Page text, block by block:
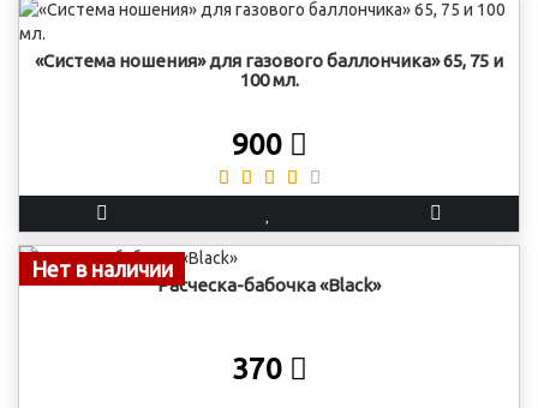
«Система ношения» для газового баллончика» 65, 75 и
100 мл.
900
Нет в наличии
Расческа-бабочка «Black»
370